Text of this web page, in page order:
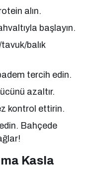
alın.
başlayın.
balık
tercih edin.
azaltır.
kontrol ettirin.
Bahçede
Kasla